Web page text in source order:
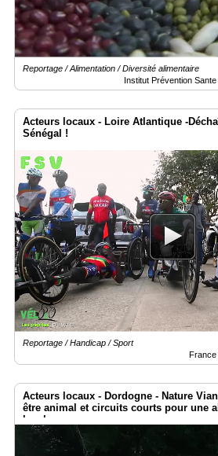
Reportage / Alimentation / Diversité alimentaire
Institut Prévention Sante
Acteurs locaux - Loire Atlantique -
Sénégal !
Reportage / Handicap / Sport
France
Acteurs locaux - Dordogne - Nature
être animal et circuits courts pour une
locale